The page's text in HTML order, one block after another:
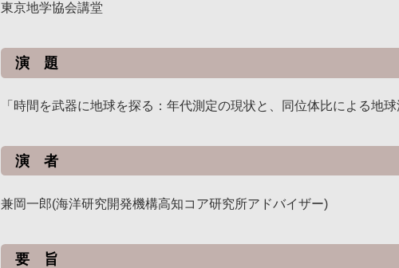
東京地学協会講堂
演 題
「時間を武器に地球を探る：年代測定の現状と、同位体比による地
演 者
兼岡一郎(海洋研究開発機構高知コア研究所アドバイザー)
要 旨